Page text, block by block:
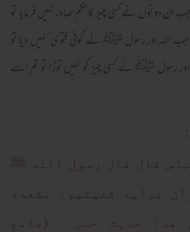
ان دونوں نے کسی چیز کاحکم صادر نہیں فرمایا تو
اللہ اور رسول ﷺ نے کوئی فتوی ٰ نہیں دیا تو
رسول ﷺ نے کسی چیز کو نہیں توڑا تو تم اسے
قال قال رسول الله ﷺ
برأيه فليتبوا مقعده
هذا حديث حسن . (جامع